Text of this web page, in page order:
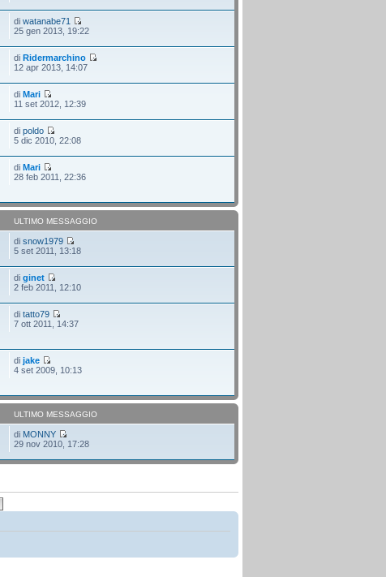
diwatanabe71
25 gen 2013, 19:22
diRidermarchino
12 apr 2013, 14:07
diMari
11 set 2012, 12:39
dipoldo
5 dic 2010, 22:08
diMari
28 feb 2011, 22:36
ULTIMO MESSAGGIO
disnow1979
5 set 2011, 13:18
diginet
2 feb 2011, 12:10
ditatto79
7 ott 2011, 14:37
dijake
4 set 2009, 10:13
ULTIMO MESSAGGIO
di MONNY
29 nov 2010, 17:28